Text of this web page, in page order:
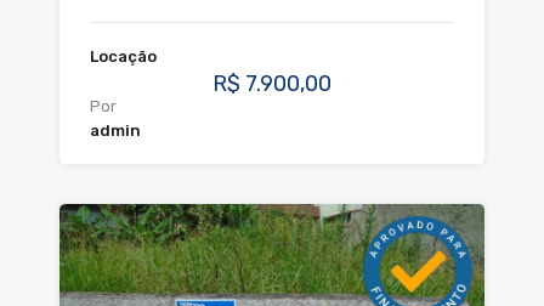
Locação
R$ 7.900,00
Por
admin